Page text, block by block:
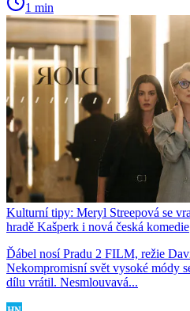
1 min
Kulturní tipy: Meryl Streepová se
hradě Kašperk i nová česká komedie
Ďábel nosí Pradu 2 FILM, režie
Nekompromisní svět vysoké módy
dílu vrátil. Nesmlouvavá...